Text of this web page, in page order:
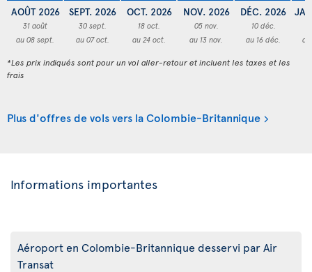
AOÛT 2026
31 août
au 08 sept.
SEPT. 2026
30 sept.
au 07 oct.
OCT. 2026
18 oct.
au 24 oct.
NOV. 2026
05 nov.
au 13 nov.
DÉC. 2026
10 déc.
au 16 déc.
*Les prix indiqués sont pour un vol aller-retour et incluent les taxes et les
frais
Plus d'offres de vols vers la Colombie-Britannique
Informations importantes
Aéroport en Colombie-Britannique desservi par Air
Transat